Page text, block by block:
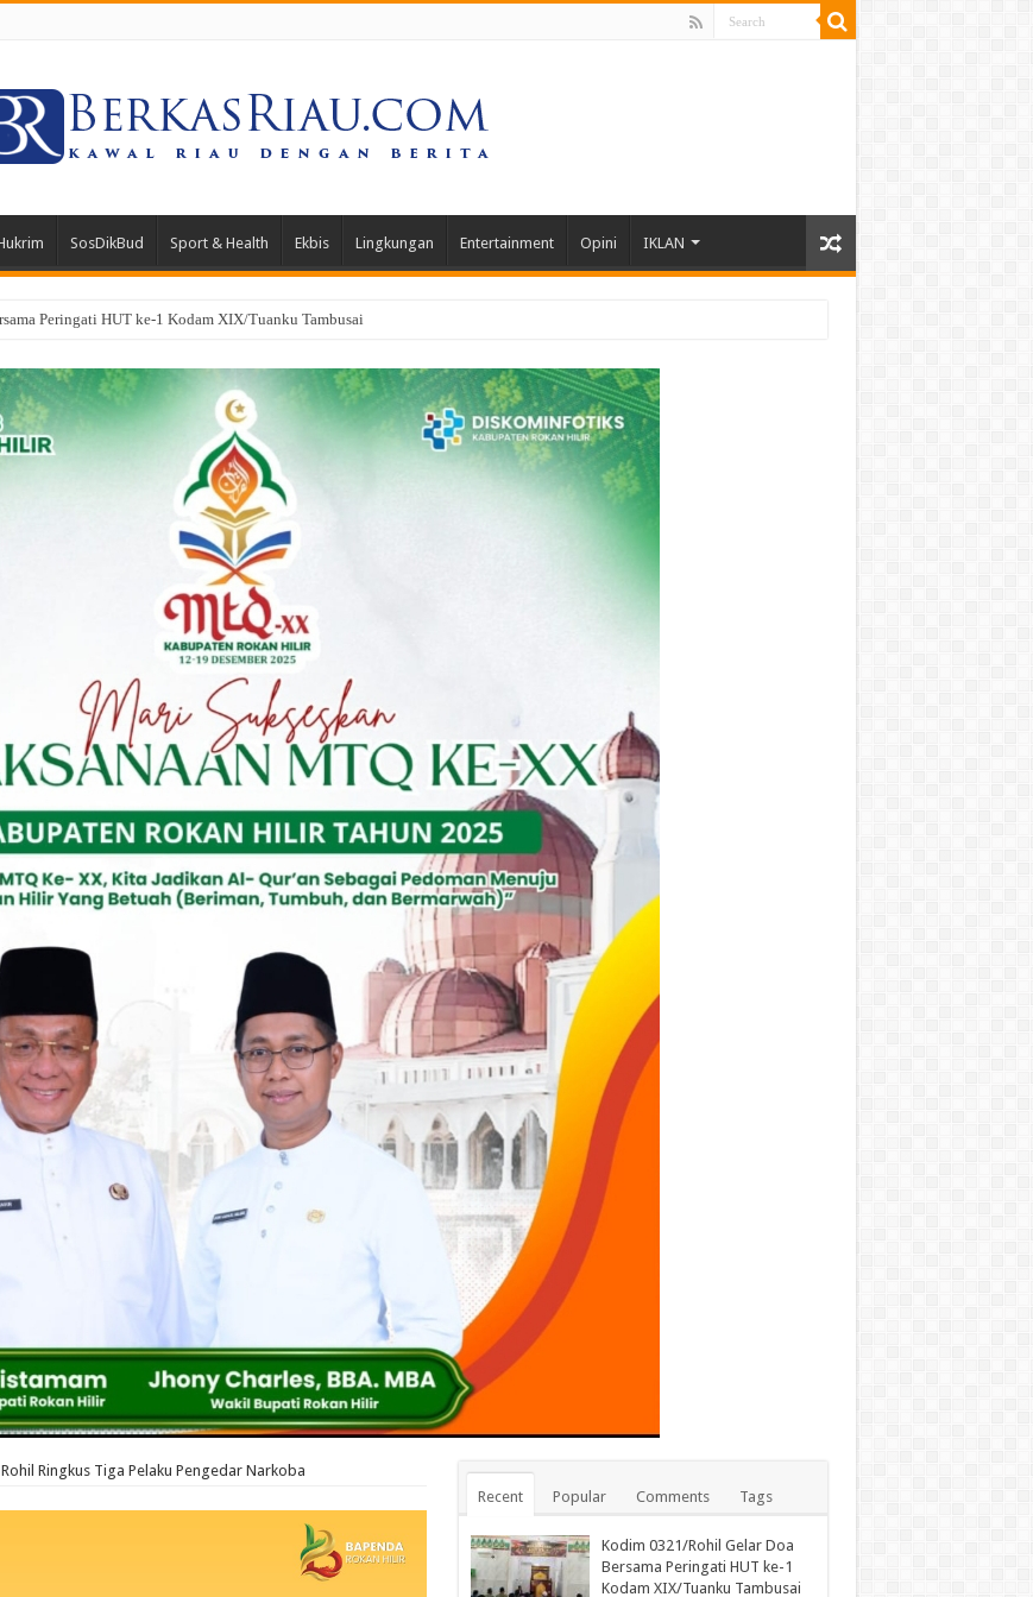
SosDikBud Sport & Health Ekbis Lingkungan Entertainment Opini IKLAN
PK di Mahkamah Agung, Hukuman Klien Kasus Narkotika Dipangkas 3 Tahun
Ringkus Tiga Pelaku Pengedar Narkoba
Recent
Popular Comments Tags
Kodim 0321/Rohil Gelar Doa
Bersama Peringati HUT ke-1
Kodam XIX/Tuanku Tambusai